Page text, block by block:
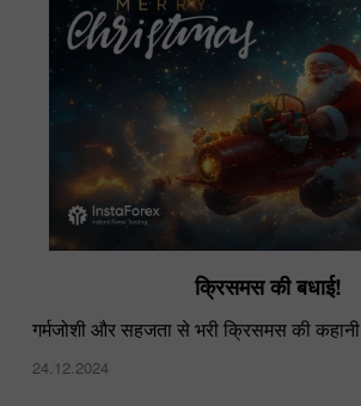
क्रिसमस की बधाई!
गर्मजोशी और सहजता से भरी क्रिसमस की कहानी
24.12.2024